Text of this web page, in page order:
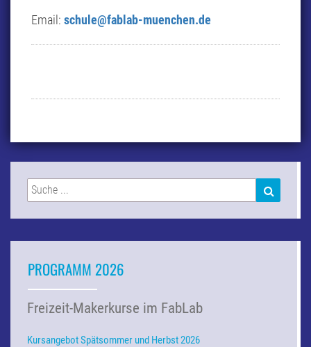
Email: schule@fablab-muenchen.de
Suchen
nach:
PROGRAMM 2026
Freizeit-Makerkurse im FabLab
Kursangebot Spätsommer und Herbst 2026